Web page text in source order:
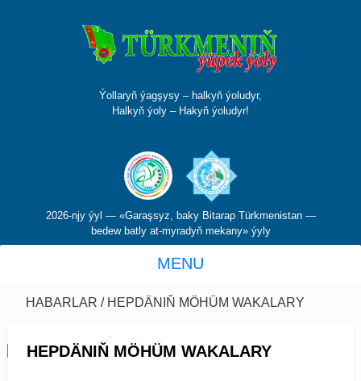
Ýollaryň ýagşysy – halkyň ýoludyr,
Halkyň ýoly – Hakyň ýoludyr!
2026-njy ýyl — «Garaşsyz, baky Bitarap Türkmenistan —
bedew batly at-myradyň mekany» ýyly
MENU
HABARLAR / HEPDÄNIŇ MÖHÜM WAKALARY
HEPDÄNIŇ MÖHÜM WAKALARY